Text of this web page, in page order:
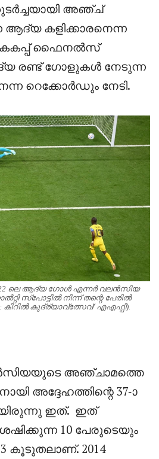
അഞ്ച്
കളിക്കാരനെന്ന
ഫൈനൽസ്
രണ്ട് ഗോളുകൾ നേടുന്ന
റെക്കോർഡും നേടി.
ലെ ആദ്യ ഗോൾ എന്നർ വലൻസിയ
സ്പോട്ടിൽ നിന്ന് തന്റെ പേരിൽ
കിറിൽ കുദ്ര്യാവ്ത്സേവ്/ എഎഫ്പി).
അഞ്ചാമത്തെ
അദ്ദേഹത്തിന്റെ 37-ാ
ഇത്. ഇത്
10 പേരുടെയും
കൂടുതലാണ്. 2014